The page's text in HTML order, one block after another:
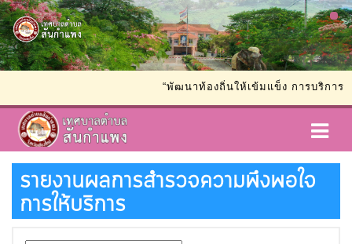
“พัฒนาท้องถิ่นให้เข้มแข็ง การบริการร
รายงานผลการสำรวจความพึงพอใจ
การให้บริการ